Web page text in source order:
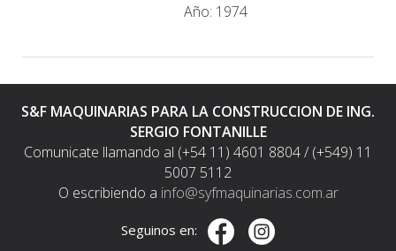
Año: 1974
S&F MAQUINARIAS PARA LA CONSTRUCCION DE ING.
SERGIO FONTANILLE
Comunicate llamando al (+54 11) 4601 8804 / (+549) 11
5007 5112
O escribiendo a info@syfmaquinarias.com.ar
Seguinos en: